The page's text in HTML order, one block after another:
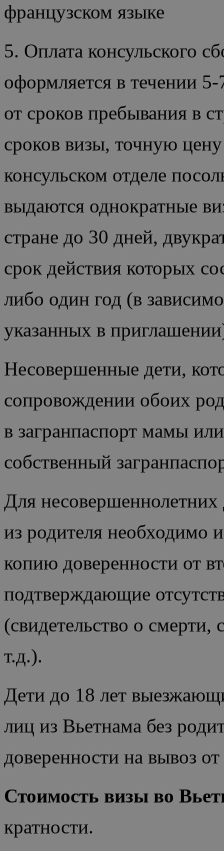
французском языке
5. Оплата консульского
оформляется в течении
от сроков пребывания в
сроков визы, точную
консульском отделе
выдаются однократные
стране до 30 дней,
срок действия которых
либо один год (в
указанных в
Несовершенные дети,
сопровождении обоих
в загранпаспорт мамы
собственный
Для
из родителя необходимо
копию доверенности от
подтверждающие
(свидетельство о
т.д.).
Дети до 18 лет
лиц из Вьетнама без
доверенности на вывоз
Стоимость визы во
кратности.